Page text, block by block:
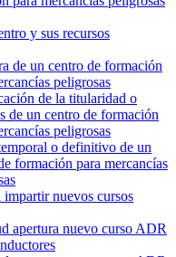
y sus recursos
de un centro de formación
peligrosas
de la titularidad o
de un centro de formación
peligrosas
o definitivo de un
formación para mercancías
impartir nuevos cursos
apertura nuevo curso ADR